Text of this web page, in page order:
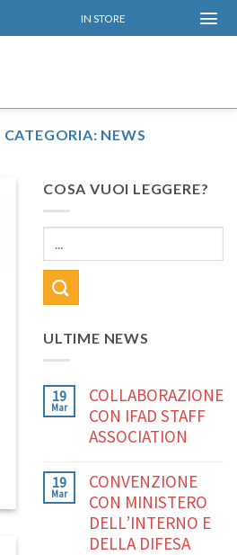
IN STORE
NEWS
COSA VUOI LEGGERE?
ULTIME NEWS
19
Mar
COLLABORAZIONE
CON IFAD STAFF
ASSOCIATION
19
Mar
CONVENZIONE
CON MINISTERO
DELL’INTERNO E
DELLA DIFESA